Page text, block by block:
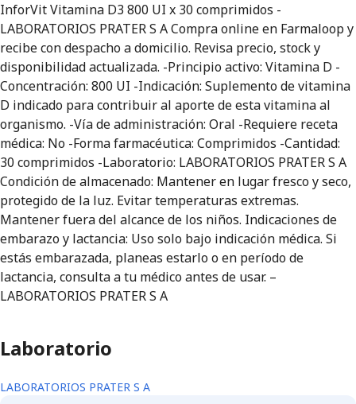
InforVit Vitamina D3 800 UI x 30 comprimidos -
LABORATORIOS PRATER S A Compra online en Farmaloop y
recibe con despacho a domicilio. Revisa precio, stock y
disponibilidad actualizada. -Principio activo: Vitamina D -
Concentración: 800 UI -Indicación: Suplemento de vitamina
D indicado para contribuir al aporte de esta vitamina al
organismo. -Vía de administración: Oral -Requiere receta
médica: No -Forma farmacéutica: Comprimidos -Cantidad:
30 comprimidos -Laboratorio: LABORATORIOS PRATER S A
Condición de almacenado: Mantener en lugar fresco y seco,
protegido de la luz. Evitar temperaturas extremas.
Mantener fuera del alcance de los niños. Indicaciones de
embarazo y lactancia: Uso solo bajo indicación médica. Si
estás embarazada, planeas estarlo o en período de
lactancia, consulta a tu médico antes de usar. –
LABORATORIOS PRATER S A
Laboratorio
LABORATORIOS PRATER S A